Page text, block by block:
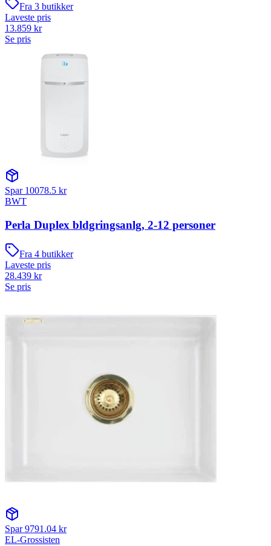
Fra 3 butikker
Laveste pris
13.859 kr
Se pris
Spar 10078.5 kr
BWT
Perla Duplex bldgringsanlg, 2-12 personer
Fra 4 butikker
Laveste pris
28.439 kr
Se pris
Spar9791.04 kr
EL-Grossisten